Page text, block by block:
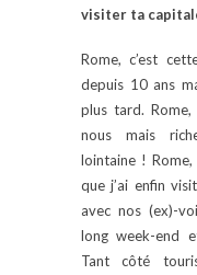
visiter ta
Rome, c’est
depuis 10 ans
plus tard.
nous mais
lointaine !
que j’ai enfin
avec nos (ex)-
long week-end
Tant côté